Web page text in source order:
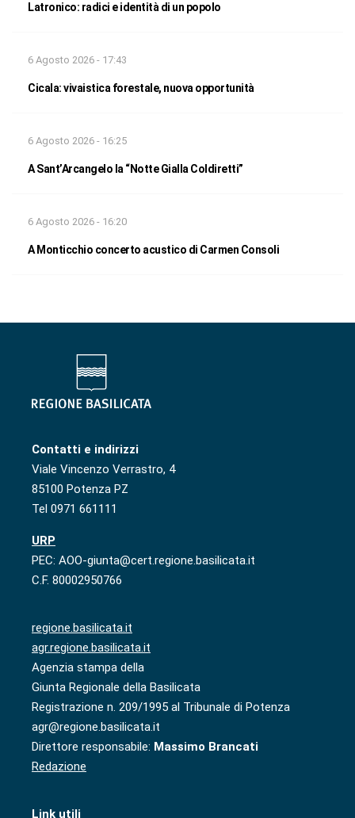
Latronico: radici e identità di un popolo
6 Agosto 2026 - 17:43
Cicala: vivaistica forestale, nuova opportunità
6 Agosto 2026 - 16:25
A Sant’Arcangelo la “Notte Gialla Coldiretti”
6 Agosto 2026 - 16:20
A Monticchio concerto acustico di Carmen Consoli
Contatti e indirizzi
Viale Vincenzo Verrastro, 4
85100 Potenza PZ
Tel 0971 661111
URP
PEC: AOO-giunta@cert.regione.basilicata.it
C.F. 80002950766
regione.basilicata.it
agr.regione.basilicata.it
Agenzia stampa della
Giunta Regionale della Basilicata
Registrazione n. 209/1995 al Tribunale di Potenza
agr@regione.basilicata.it
Direttore responsabile: Massimo Brancati
Redazione
Link utili